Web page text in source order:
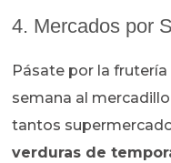
4. Mercados por
Pásate por la
semana al
tantos
verduras de